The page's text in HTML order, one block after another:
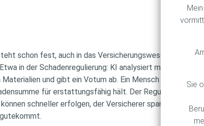
schon fest, auch in das Versicherungswesen auf
in der Schadenregulierung: KI analysiert mancherorts
und gibt ein Votum ab. Ein Mensch muss nur
für erstattungsfähig hält. Der
schneller erfolgen, der Versicherer spart Personal
Sie